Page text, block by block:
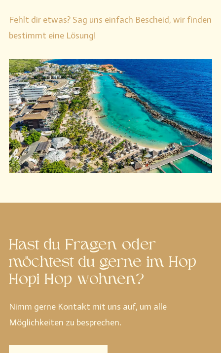
Fehlt dir etwas? Sag uns einfach Bescheid, wir finden
bestimmt eine Lösung!
Hast du Fragen oder
möchtest du gerne im Hop
Hopi Hop wohnen?
Nimm gerne Kontakt mit uns auf, um alle
Möglichkeiten zu besprechen.